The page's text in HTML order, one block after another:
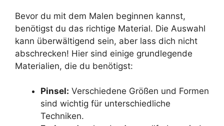
Bevor du mit dem Malen beginnen kannst,
benötigst du das richtige Material. Die Auswahl
kann überwältigend sein, aber lass dich nicht
abschrecken! Hier sind einige grundlegende
Materialien, die du benötigst:
Pinsel: Verschiedene Größen und Formen
sind wichtig für unterschiedliche
Techniken.